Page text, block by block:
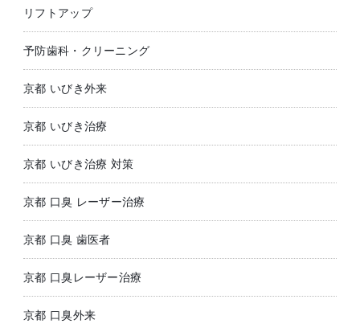
リフトアップ
予防歯科・クリーニング
京都 いびき外来
京都 いびき治療
京都 いびき治療 対策
京都 口臭 レーザー治療
京都 口臭 歯医者
京都 口臭レーザー治療
京都 口臭外来